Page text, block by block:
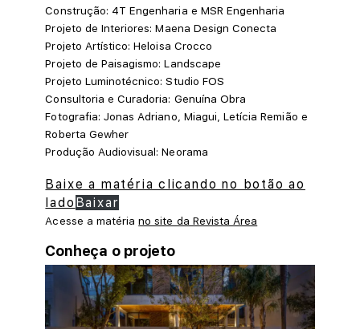
Construção: 4T Engenharia e MSR Engenharia
Projeto de Interiores: Maena Design Conecta
Projeto Artístico: Heloisa Crocco
Projeto de Paisagismo: Landscape
Projeto Luminotécnico: Studio FOS
Consultoria e Curadoria: Genuína Obra
Fotografia: Jonas Adriano, Miagui, Letícia Remião e
Roberta Gewher
Produção Audiovisual: Neorama
Baixe a matéria clicando no botão ao
lado Baixar
Acesse a matériano site da Revista Área
Conheça o projeto